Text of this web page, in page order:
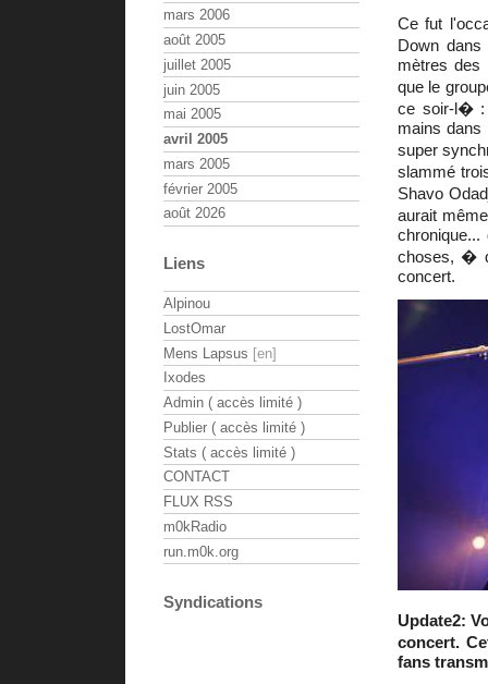
Ce fut
Down
mètres des
que le
ce soir-l� :
mains dans
super
slammé
Shavo
aurait
choses, �
concert.
Update2:
concert.
fans
mars 2006
août 2005
juillet 2005
juin 2005
mai 2005
avril 2005
mars 2005
février 2005
août 2026
Liens
Alpinou
LostOmar
Mens Lapsus
Ixodes
Admin ( accès limité )
Publier ( accès limité )
Stats ( accès limité )
CONTACT
FLUX RSS
m0kRadio
run.m0k.org
Syndications